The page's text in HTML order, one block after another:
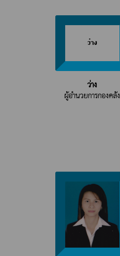
ว่าง
ผู้อำนวยการกองคลัง